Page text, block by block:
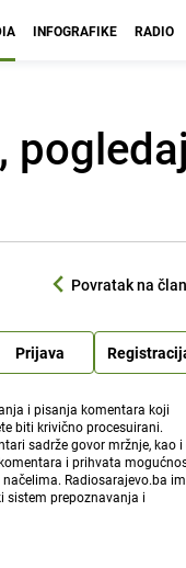
INFOGRAFIKE RADIO
Povratak na
Prijava
i pisanja komentara koji
biti krivično procesuirani.
sadrže govor mržnje, kao i
i prihvata
Radiosarajevo.ba
sistem prepoznavanja i